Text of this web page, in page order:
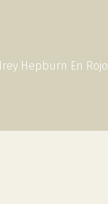
Hepburn En Rojo